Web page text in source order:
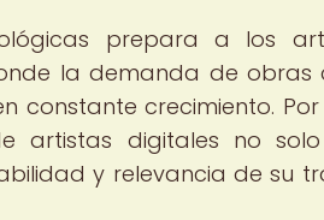
prepara a los
la demanda de obras
constante crecimiento.
artistas digitales no
y relevancia de su